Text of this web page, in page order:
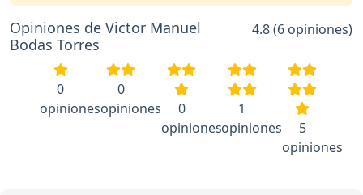
Opiniones de Victor Manuel
Bodas Torres
4.8 (6 opiniones)
0
opiniones
0
opiniones
0
opiniones
1
opiniones
5
opiniones